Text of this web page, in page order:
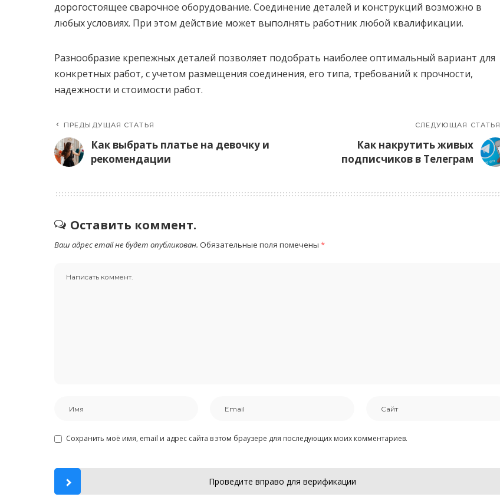
дорогостоящее сварочное оборудование. Соединение деталей и конструкций возможно в
любых условиях. При этом действие может выполнять работник любой квалификации.
Разнообразие крепежных деталей позволяет подобрать наиболее оптимальный вариант для
конкретных работ, с учетом размещения соединения, его типа, требований к прочности,
надежности и стоимости работ.
ПРЕДЫДУЩАЯ СТАТЬЯ
Как выбрать платье на девочку и
рекомендации
СЛЕДУЮЩАЯ СТАТЬЯ
Как накрутить живых
подписчиков в Телеграм
Оставить коммент.
Ваш адрес email не будет опубликован. Обязательные поля помечены *
Сохранить моё имя, email и адрес сайта в этом браузере для последующих моих комментариев.
Проведите вправо для верификации